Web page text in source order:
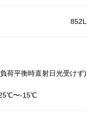
852L
平衡時直射日光受けず)
25℃〜-15℃